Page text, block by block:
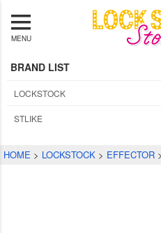
MENU
BRAND LIST
LOCKSTOCK
STLIKE
HOME LOCKSTOCK EFFECTOR